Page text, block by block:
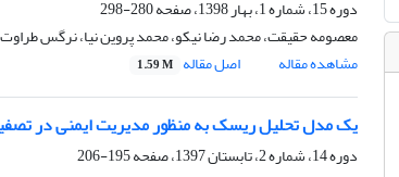
دوره 15، شماره 1، بهار 1398، صفحه
280-298
معصومه حقیقت، محمد رضا نیکو، محمد پروین نیا، نرگس
مشاهده مقاله
اصل مقاله 1.59 M
یک مدل تحلیل ریسک به منظور مدیریت ایمنی در
دوره 14، شماره 2، تابستان 1397، صفحه
195-206